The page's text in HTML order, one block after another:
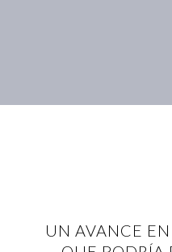
UN AVANCE